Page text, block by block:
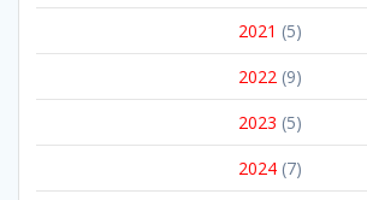
2021 (5)
2022(9)
2023 (5)
2024(7)